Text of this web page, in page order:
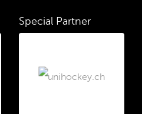
Special Partner